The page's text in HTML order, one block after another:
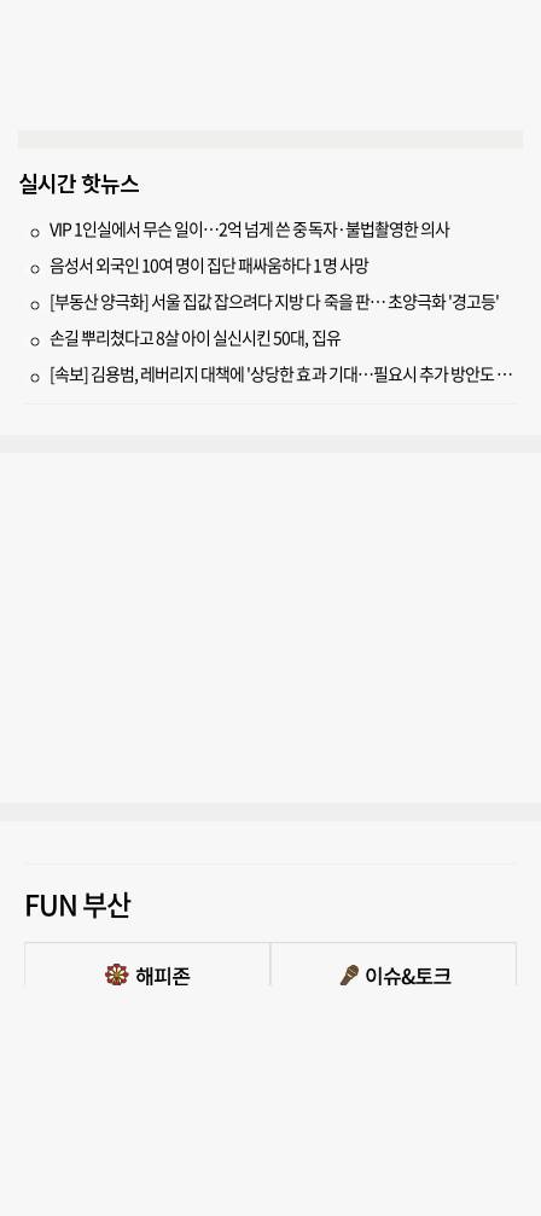
실시간 핫뉴스
VIP 1인실에서 무슨 일이…2억 넘게 쓴 중독자·불법촬영한 의사
음성서 외국인 10여 명이 집단 패싸움하다 1명 사망
[부동산 양극화] 서울 집값 잡으려다 지방 다 죽을 판… 초양극화 '경고등'
손길 뿌리쳤다고 8살 아이 실신시킨 50대, 집유
[속보] 김용범, 레버리지 대책에 '상당한 효과 기대…필요시 추가 방안도 검토'
FUN 부산